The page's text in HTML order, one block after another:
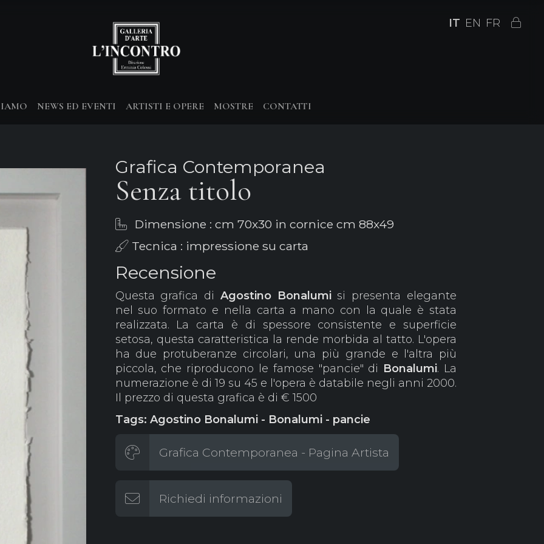
IT EN FR
NEWS ED EVENTI ARTISTI E OPERE MOSTRE CONTATTI
Grafica Contemporanea
Senza titolo
Dimensione : cm 70x30 in cornice cm 88x49
Tecnica : impressione su carta
Recensione
Questa grafica di Agostino Bonalumisi presenta elegante
nel suo formato e nella carta a mano con la quale è stata
realizzata. La carta è di spessore consistente e superficie
setosa, questa caratteristica la rende morbida al tatto. L'opera
ha due protuberanze circolari, una più grande e l'altra più
piccola, che riproducono le famose "pancie" di Bonalumi. La
numerazione è di 19 su 45 e l'opera è databile negli anni 2000.
Il prezzo di questa grafica è di € 1500
Tags: Agostino Bonalumi - Bonalumi - pancie
Grafica Contemporanea - Pagina Artista
Richiedi informazioni